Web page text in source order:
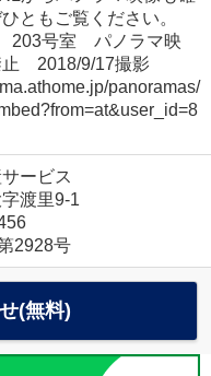
ともご覧ください。
203号室 パノラマ映
2018/9/17撮影
panoramas/
ービス
渡里9-1
2928号
(無料)